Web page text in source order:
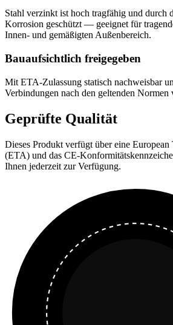
Stahl verzinkt ist hoch tragfähig und durch
Korrosion geschützt — geeignet für
Innen- und gemäßigten Außenbereich.
Bauaufsichtlich freigegeben
Mit ETA-Zulassung statisch nachweisbar
Verbindungen nach den geltenden Normen
Geprüfte Qualität
Dieses Produkt verfügt über eine European
(ETA) und das CE-
Ihnen jederzeit zur Verfügung.